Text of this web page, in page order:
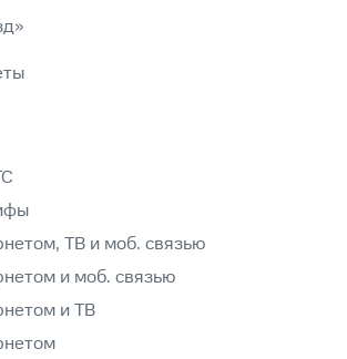
ТВ и моб. связью
и моб. связью
и ТВ